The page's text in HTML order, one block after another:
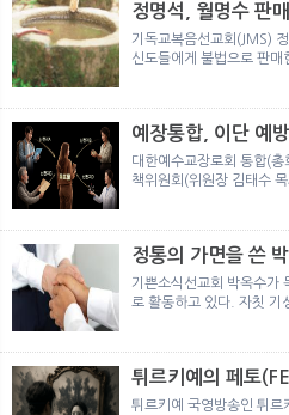
정명석, 월명수 판
기독교복음선교회(JMS)
신도들에게 불법으로 판매
예장통합, 이단 예
대한예수교장로회 통합(
책위원회(위원장 김태수
정통의 가면을 쓴
기쁜소식선교회 박옥수가
로 활동하고 있다. 자칫 기
튀르키예의 페토
튀르키예 국영방송인 튀르